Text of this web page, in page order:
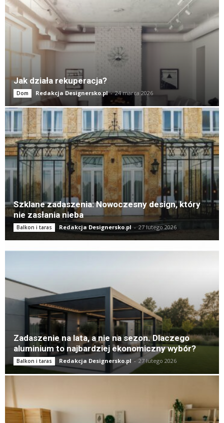
Jak działa rekuperacja?
Dom Redakcja Designersko.pl - 24 marca 2026
Szklane zadaszenia: Nowoczesny design, który
nie zasłania nieba
Balkon i taras Redakcja Designersko.pl - 27 lutego 2026
Zadaszenie na lata, a nie na sezon. Dlaczego
aluminium to najbardziej ekonomiczny wybór?
Balkon i taras Redakcja Designersko.pl - 27 lutego 2026